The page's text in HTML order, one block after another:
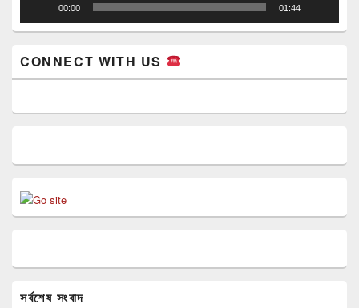
00:00 01:44
CONNECT WITH US
সর্বশেষ সংবাদ